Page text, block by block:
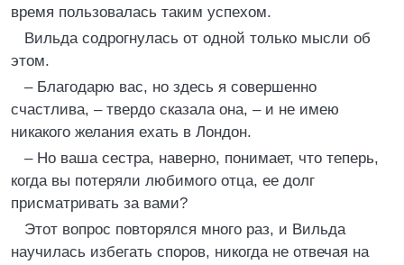
время пользовалась таким успехом.
Вильда содрогнулась от одной только мысли об
этом.
– Благодарю вас, но здесь я совершенно
счастлива, – твердо сказала она, – и не имею
никакого желания ехать в Лондон.
– Но ваша сестра, наверно, понимает, что теперь,
когда вы потеряли любимого отца, ее долг
присматривать за вами?
Этот вопрос повторялся много раз, и Вильда
научилась избегать споров, никогда не отвечая на